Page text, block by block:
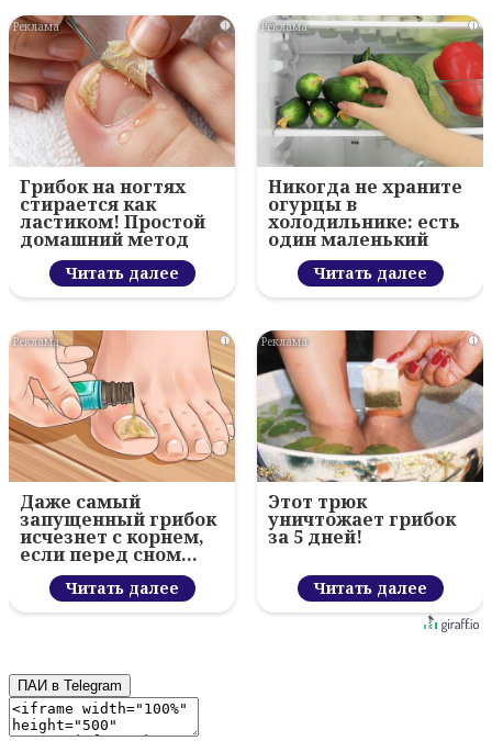
i
Грибок на ногтях
стирается как
ластиком! Простой
домашний метод
Читать далее
i
Никогда не храните
огурцы в
холодильнике: есть
один маленький
секрет
Читать далее
i
Даже самый
запущенный грибок
исчезнет с корнем,
если перед сном…
Читать далее
i
Этот трюк
уничтожает грибок
за 5 дней!
Читать далее
ПАИ в Telegram